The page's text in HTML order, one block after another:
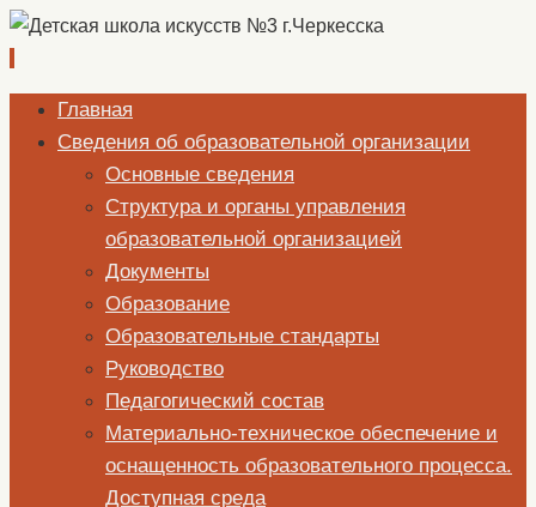
Перейти
содержимому
Главная
Сведения об образовательной организации
Основные сведения
Структура и органы управления
образовательной организацией
Документы
Образование
Образовательные стандарты
Руководство
Педагогический состав
Материально-техническое обеспечение и
оснащенность образовательного процесса.
Доступная среда